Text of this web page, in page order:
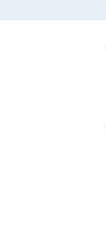
へ